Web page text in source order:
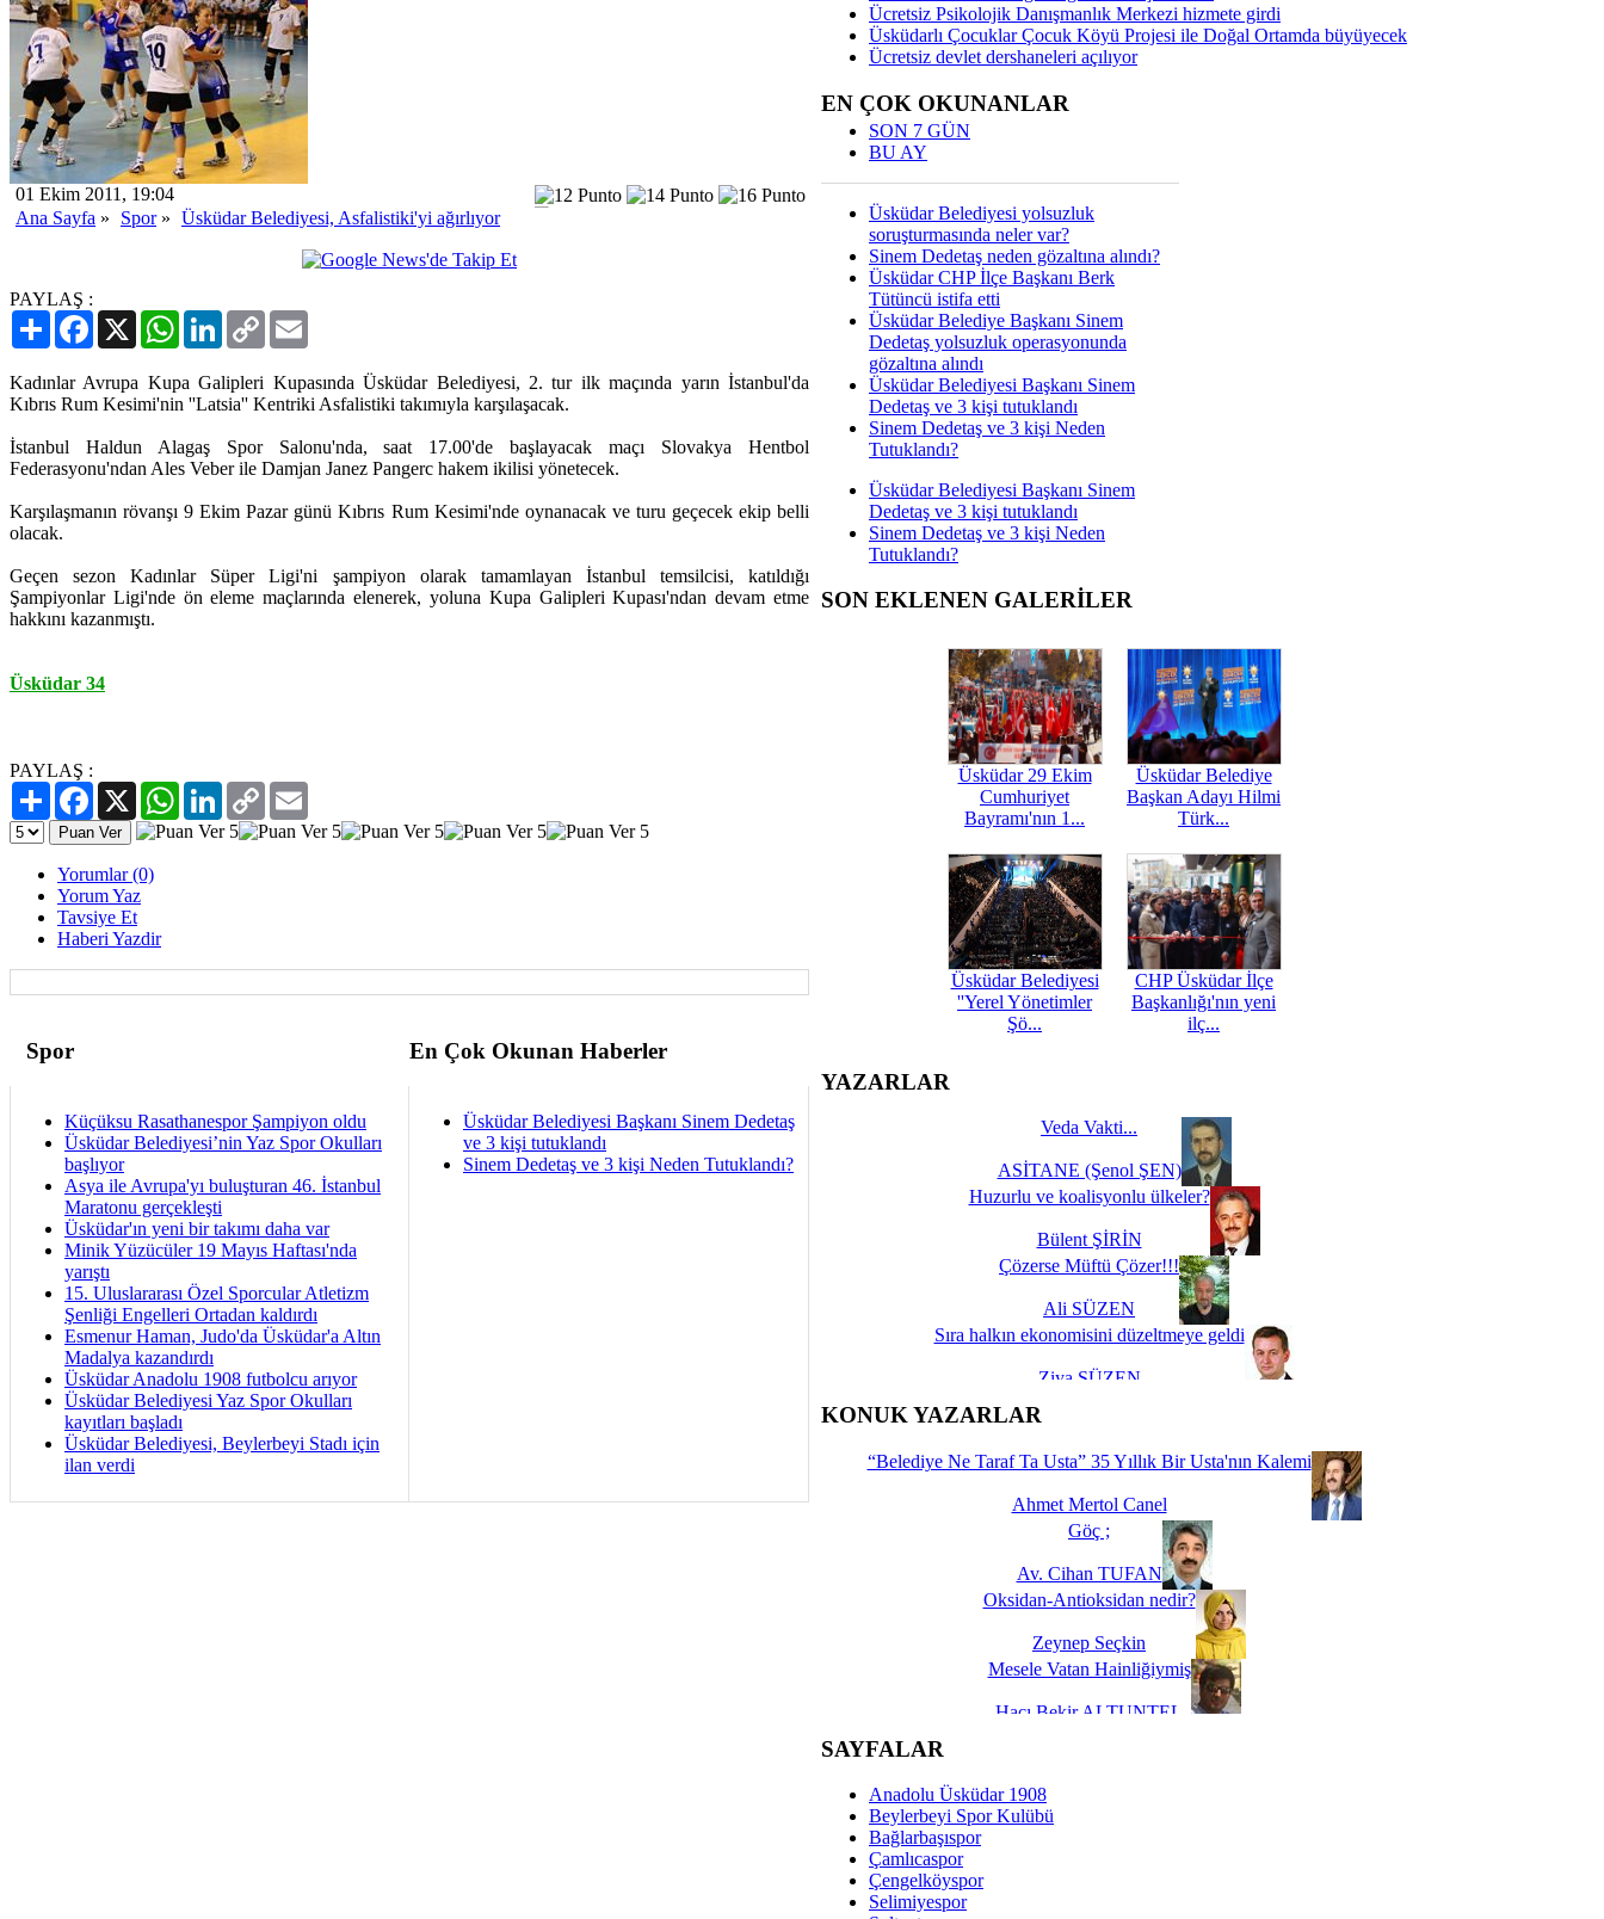
01 Ekim 2011, 19:04
Ana Sayfa » Spor» Üsküdar Belediyesi, Asfalistiki'yi ağırlıyor
PAYLAŞ :
PaylaşFacebook
X WhatsAppLinkedIn
Copy
Link
Kadınlar Avrupa Kupa Galipleri Kupasında Üsküdar Belediyesi, 2. tur ilk maçında yarın İstanbul'da
Kıbrıs Rum Kesimi'nin ''Latsia'' Kentriki Asfalistiki takımıyla karşılaşacak.
İstanbul Haldun Alagaş Spor Salonu'nda, saat 17.00'de başlayacak maçı Slovakya Hentbol
Federasyonu'ndan Ales Veber ile Damjan Janez Pangerc hakem ikilisi yönetecek.
Karşılaşmanın rövanşı 9 Ekim Pazar günü Kıbrıs Rum Kesimi'nde oynanacak ve turu geçecek ekip belli
olacak.
Geçen sezon Kadınlar Süper Ligi'ni şampiyon olarak tamamlayan İstanbul temsilcisi, katıldığı
Şampiyonlar Ligi'nde ön eleme maçlarında elenerek, yoluna Kupa Galipleri Kupası'ndan devam etme
hakkını kazanmıştı.
Üsküdar 34
PAYLAŞ :
PaylaşFacebook
X WhatsAppLinkedIn
Copy
Link
Yorumlar (0)
Yorum Yaz
Tavsiye Et
Haberi Yazdir
Spor En Çok Okunan Haberler
Küçüksu Rasathanespor Şampiyon oldu
Üsküdar Belediyesi’nin Yaz Spor Okulları
başlıyor
Asya ile Avrupa'yı buluşturan 46. İstanbul
Maratonu gerçekleşti
Üsküdar'ın yeni bir takımı daha var
Minik Yüzücüler 19 Mayıs Haftası'nda
yarıştı
15. Uluslararası Özel Sporcular Atletizm
Şenliği Engelleri Ortadan kaldırdı
Esmenur Haman, Judo'da Üsküdar'a Altın
Madalya kazandırdı
Üsküdar Anadolu 1908 futbolcu arıyor
Üsküdar Belediyesi Yaz Spor Okulları
kayıtları başladı
Üsküdar Belediyesi, Beylerbeyi Stadı için
ilan verdi
Üsküdar Belediyesi Başkanı Sinem Dedetaş
ve 3 kişi tutuklandı
Sinem Dedetaş ve 3 kişi Neden Tutuklandı?
Ücretsiz Psikolojik Danışmanlık Merkezi hizmete girdi
Üsküdarlı Çocuklar Çocuk Köyü Projesi ile Doğal Ortamda büyüyecek
Ücretsiz devlet dershaneleri açılıyor
EN ÇOK OKUNANLAR
SON 7 GÜN
BU AY
Üsküdar Belediyesi yolsuzluk
soruşturmasında neler var?
Sinem Dedetaş neden gözaltına alındı?
Üsküdar CHP İlçe Başkanı Berk
Tütüncü istifa etti
Üsküdar Belediye Başkanı Sinem
Dedetaş yolsuzluk operasyonunda
gözaltına alındı
Üsküdar Belediyesi Başkanı Sinem
Dedetaş ve 3 kişi tutuklandı
Sinem Dedetaş ve 3 kişi Neden
Tutuklandı?
Üsküdar Belediyesi Başkanı Sinem
Dedetaş ve 3 kişi tutuklandı
Sinem Dedetaş ve 3 kişi Neden
Tutuklandı?
SON EKLENEN GALERİLER
Üsküdar 29 Ekim
Cumhuriyet
Bayramı'nın 1...
Üsküdar Belediye
Başkan Adayı Hilmi
Türk...
Üsküdar Belediyesi
''Yerel Yönetimler
Şö...
CHP Üsküdar İlçe
Başkanlığı'nın yeni
ilç...
YAZARLAR
Veda Vakti...
ASİTANE (Şenol ŞEN)
Huzurlu ve koalisyonlu ülkeler?
Bülent ŞİRİN
Çözerse Müftü Çözer!!!
Ali SÜZEN
Sıra halkın ekonomisini düzeltmeye geldi
Ziya SÜZEN
İşte Biz buyuz...
KONUK YAZARLAR
“Belediye Ne Taraf Ta Usta” 35 Yıllık Bir Usta'nın Kalemi
Ahmet Mertol Canel
Göç ;
Av. Cihan TUFAN
Oksidan-Antioksidan nedir?
Zeynep Seçkin
Mesele Vatan Hainliğiymiş
Hacı Bekir ALTUNTEL
Dünya Fani, Ama Kısa Bir Süre De Olsa Burdayız
Hukukun Adaleti Kalmadı Üstadım!
SAYFALAR
Anadolu Üsküdar 1908
Beylerbeyi Spor Kulübü
Bağlarbaşıspor
Çamlıcaspor
Çengelköyspor
Selimiyespor